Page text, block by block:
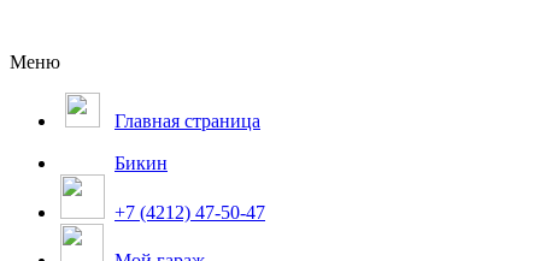
Меню
Главная страница
Бикин
+7 (4212) 47-50-47